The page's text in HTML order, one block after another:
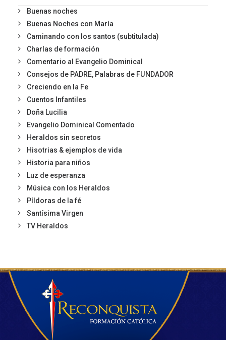
Buenas noches
Buenas Noches con María
Caminando con los santos (subtitulada)
Charlas de formación
Comentario al Evangelio Dominical
Consejos de PADRE, Palabras de FUNDADOR
Creciendo en la Fe
Cuentos Infantiles
Doña Lucilia
Evangelio Dominical Comentado
Heraldos sin secretos
Hisotrias & ejemplos de vida
Historia para niños
Luz de esperanza
Música con los Heraldos
Píldoras de la fé
Santísima Virgen
TV Heraldos